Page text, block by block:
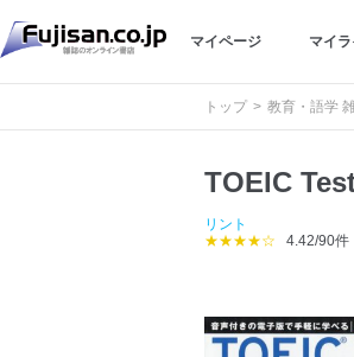
マイページ マイ
トップ 教育・語学
TOEIC
リント
★★★★☆
4.42/90件